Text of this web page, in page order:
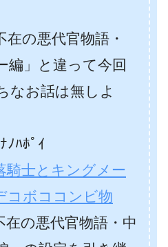
の悪代官物語・
編」と違って今回
なお話は無しよ
ﾉﾊﾎﾟｲ
騎士とキングメー
コボココンビ物
在の悪代官物語・中